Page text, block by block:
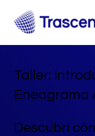
Taller:
Eneagrama
Descubrí